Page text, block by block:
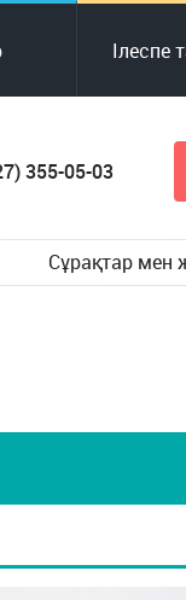
Ілеспе
355-05-03
Сұрақтар мен